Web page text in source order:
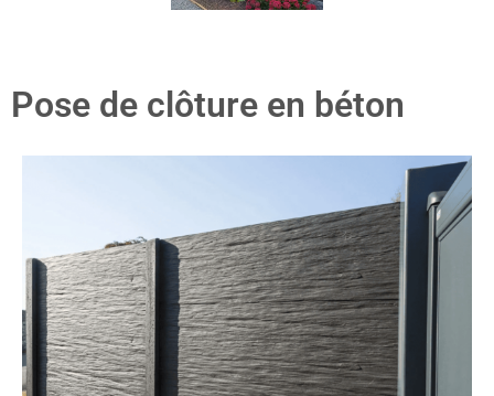
Pose de clôture en béton